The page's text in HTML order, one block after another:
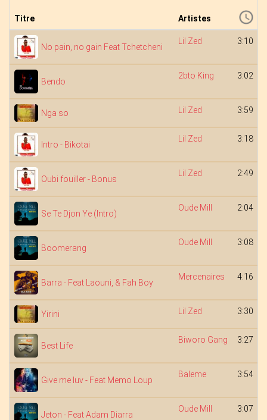
Titre Artistes
No pain, no gain Feat Tchetcheni
Lil Zed 3:10
Bendo
2bto King 3:02
Nga so Lil Zed 3:59
Intro - Bikotai
Lil Zed 3:18
Oubi fouiller - Bonus
Lil Zed 2:49
Se Te Djon Ye (Intro)
Oude Mill 2:04
Boomerang
Oude Mill 3:08
Barra - Feat Laouni, & Fah Boy
Mercenaires 4:16
Yirini Lil Zed 3:30
Best Life
Biworo Gang 3:27
Give me luv - Feat Memo Loup
Baleme 3:54
Jeton - Feat Adam Diarra
Oude Mill 3:07